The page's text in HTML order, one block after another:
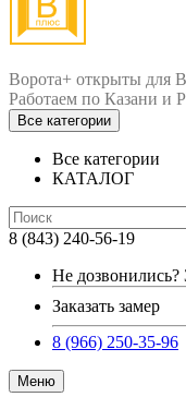
Ворота+ открыты для
Все категории
Все категории
КАТАЛОГ
8 (843) 240-56-19
Не дозвонились?
Заказать замер
8 (966) 250-35-96
Меню